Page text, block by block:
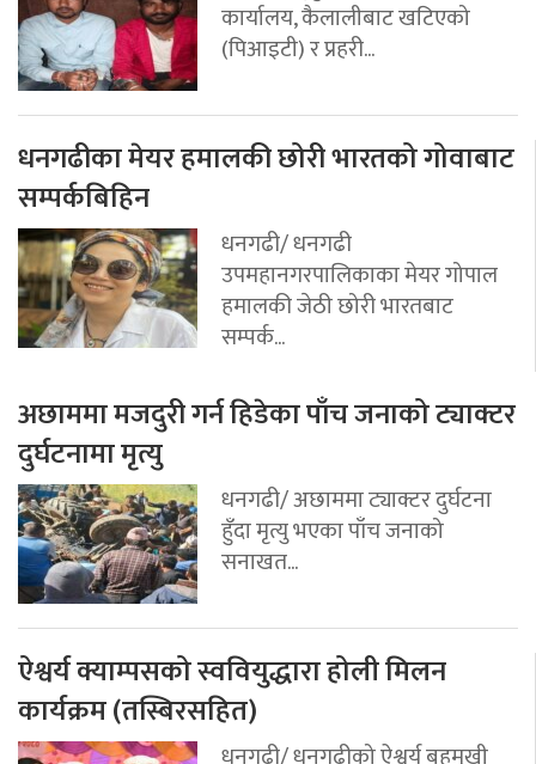
कार्यालय, कैलालीबाट खटिएको
(पिआइटी) र प्रहरी...
धनगढीका मेयर हमालकी छोरी भारतको गोवाबाट
सम्पर्कबिहिन
धनगढी/ धनगढी
उपमहानगरपालिकाका मेयर गोपाल
हमालकी जेठी छोरी भारतबाट
सम्पर्क...
अछाममा मजदुरी गर्न हिडेका पाँच जनाको ट्याक्टर
दुर्घटनामा मृत्यु
धनगढी/ अछाममा ट्याक्टर दुर्घटना
हुँदा मृत्यु भएका पाँच जनाको
सनाखत...
ऐश्वर्य क्याम्पसको स्ववियुद्धारा होली मिलन
कार्यक्रम (तस्बिरसहित)
धनगढी/ धनगढीको ऐश्वर्य बहुमुखी